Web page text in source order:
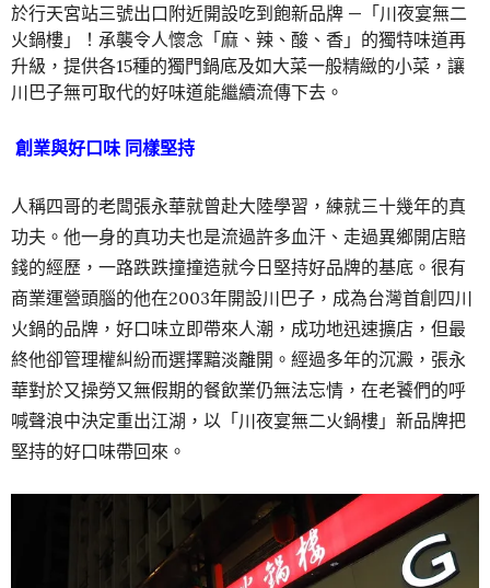
於行天宮站三號出口附近開設吃到飽新品牌 —「川夜宴無二
火鍋樓」！承襲令人懷念「麻、辣、酸、香」的獨特味道再
升級，提供各15種的獨門鍋底及如大菜一般精緻的小菜，讓
川巴子無可取代的好味道能繼續流傳下去。
創業與好口味 同樣堅持
人稱四哥的老闆張永華就曾赴大陸學習，練就三十幾年的真
功夫。他一身的真功夫也是流過許多血汗、走過異鄉開店賠
錢的經歷，一路跌跌撞撞造就今日堅持好品牌的基底。很有
商業運營頭腦的他在2003年開設川巴子，成為台灣首創四川
火鍋的品牌，好口味立即帶來人潮，成功地迅速擴店，但最
終他卻管理權糾紛而選擇黯淡離開。經過多年的沉澱，張永
華對於又操勞又無假期的餐飲業仍無法忘情，在老饕們的呼
喊聲浪中決定重出江湖，以「川夜宴無二火鍋樓」新品牌把
堅持的好口味帶回來。